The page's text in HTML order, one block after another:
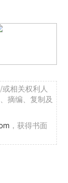
相关权利人
摘编、复制及
，获得书面